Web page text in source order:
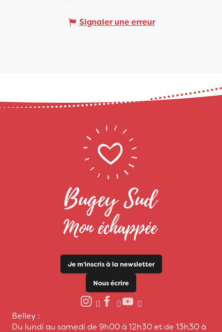
Signaler une erreur
Je m'inscris à la newsletter
Nous écrire
Belley :
Du lundi au samedi de 9h00 à 12h30 et de 13h30 à